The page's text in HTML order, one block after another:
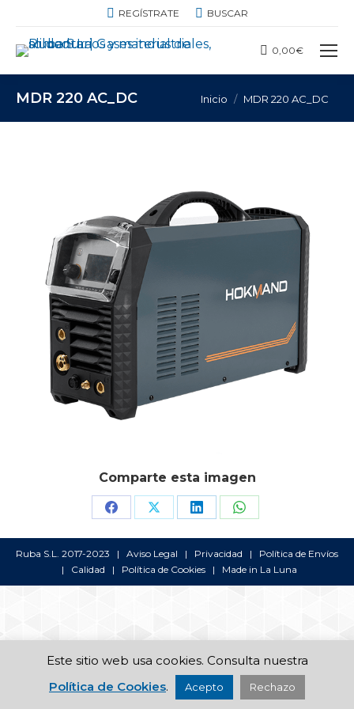
REGÍSTRATE BUSCAR:
BUSCAR
0,00€
MDR 220 AC_DC Estás aquí:
Inicio MDR 220 AC_DC
Comparte esta imagen
Share
on
Facebook
Share
on
X
Share
on
LinkedIn
Share
on
WhatsApp
Ruba S.L. 2017-2023 | Aviso Legal | Privacidad | Política de Envíos
| Calidad | Política de Cookies | Made in La Luna
Este sitio web usa cookies. Consulta nuestra
Política de Cookies. Acepto Rechazo